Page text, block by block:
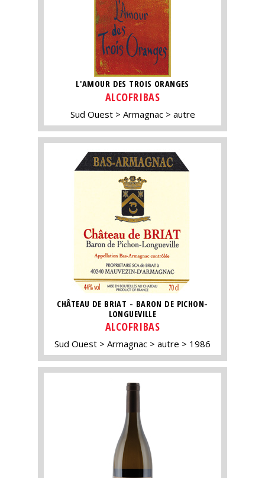
L'AMOUR DES TROIS ORANGES
ALCOFRIBAS
Sud Ouest Armagnac autre
CHÂTEAU DE BRIAT - BARON DE PICHON-
LONGUEVILLE
ALCOFRIBAS
Sud Ouest Armagnac autre 1986